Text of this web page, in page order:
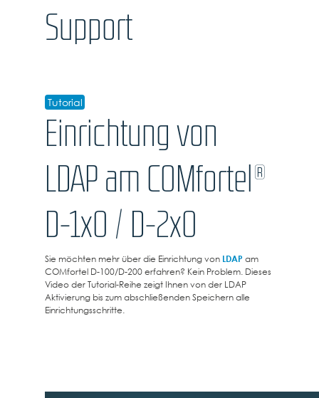
Support
Tutorial
Einrichtung von
LDAP am COMfortel®
D-1x0 / D-2x0
Sie möchten mehr über die Einrichtung von LDAP am
COMfortel D-100/D-200 erfahren? Kein Problem. Dieses
Video der Tutorial-Reihe zeigt Ihnen von der LDAP
Aktivierung bis zum abschließenden Speichern alle
Einrichtungsschritte.